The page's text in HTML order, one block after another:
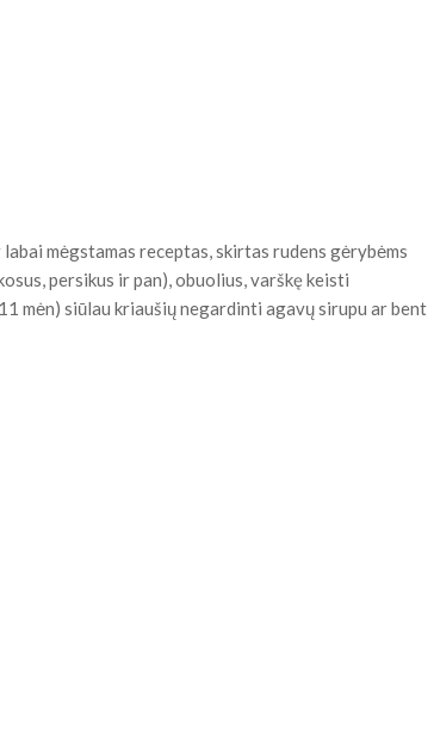
mėgstamas receptas, skirtas rudens gėrybėms
persikus ir pan), obuolius, varškę keisti
mėn) siūlau kriaušių negardinti agavų sirupu ar bent